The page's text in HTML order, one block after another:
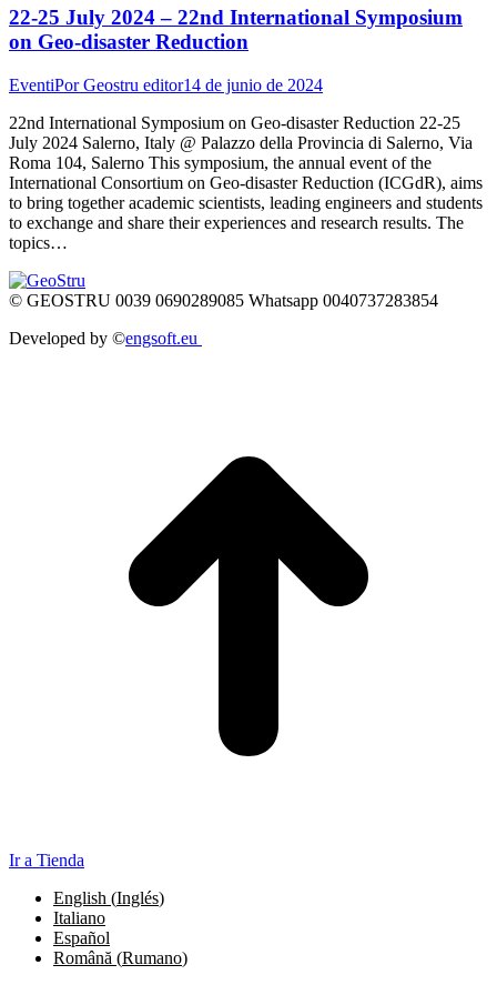
22-25 July 2024 – 22nd International Symposium
on Geo-disaster Reduction
EventiPorGeostru editor14 de junio de 2024
22nd International Symposium on Geo-disaster Reduction 22-25
July 2024 Salerno, Italy @ Palazzo della Provincia di Salerno, Via
Roma 104, Salerno This symposium, the annual event of the
International Consortium on Geo-disaster Reduction (ICGdR), aims
to bring together academic scientists, leading engineers and students
to exchange and share their experiences and research results. The
topics…
© GEOSTRU 0039 0690289085 Whatsapp 0040737283854
Developed by ©engsoft.eu
Ir a Tienda
English (Inglés)
Italiano
Español
Română (Rumano)